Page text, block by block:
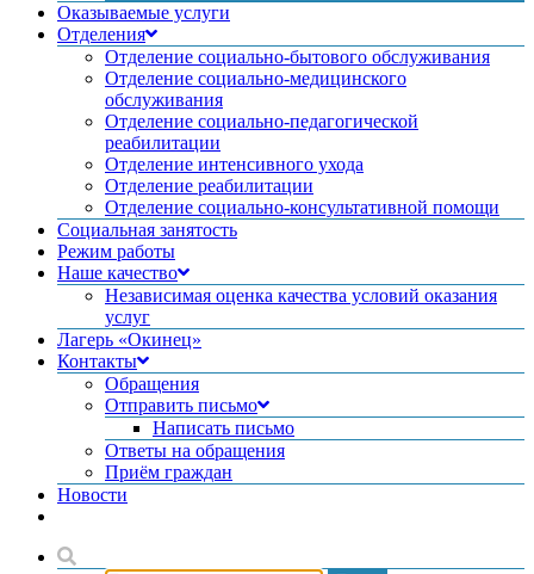
Оказываемые услуги
Отделения
Отделение социально-бытового обслуживания
Отделение социально-медицинского
обслуживания
Отделение социально-педагогической
реабилитации
Отделение интенсивного ухода
Отделение реабилитации
Отделение социально-консультативной помощи
Социальная занятость
Режим работы
Наше качество
Независимая оценка качества условий оказания
услуг
Лагерь «Окинец»
Контакты
Обращения
Отправить письмо
Написать письмо
Ответы на обращения
Приём граждан
Новости